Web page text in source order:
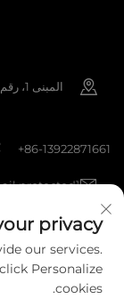
+86-13922871661
[email protected]
privacy
our services.
Personalize
cookies.